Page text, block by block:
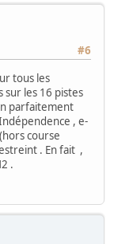
#6
tous les
sur les 16 pistes
parfaitement
, e-
course
. En fait ,
.